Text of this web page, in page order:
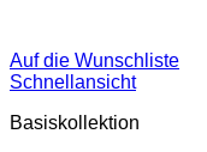
Auf die Wunschliste
Schnellansicht
Basiskollektion